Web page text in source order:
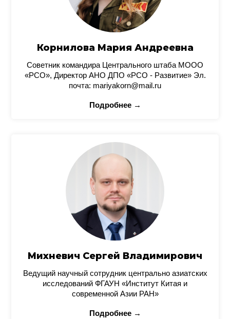
Корнилова Мария Андреевна
Советник командира Центрального штаба МООО
«РСО», Директор АНО ДПО «РСО - Развитие» Эл.
почта: mariyakorn@mail.ru
Подробнее →
Михневич Сергей Владимирович
Ведущий научный сотрудник центрально азиатских
исследований ФГАУН «Институт Китая и
современной Азии РАН»
Подробнее →